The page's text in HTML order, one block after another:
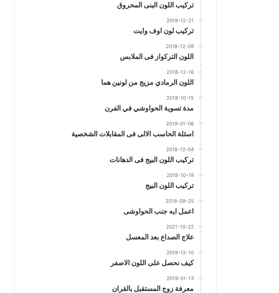
تركيب اللون البنى المحروق
2018-12-21
تركيب لون اوف وايت
2018-12-09
اللون التركواز فى الملابس
2018-12-16
اللون الرمادي مزيج من لونين هما
2018-10-15
مدة تسوية الحواوشي في الفرن
2019-01-06
اسئلة الحاسب الالى فى المقابلات الشخصية
2018-12-04
تركيب اللون البيج فى الدهانات
2018-10-19
تركيب اللون البيج
2018-09-25
اعمل ايه جنب الحواوشى
2021-10-22
علاج الصداع بعد المعسل
2018-12-10
كيف نحصل على اللون الاصفر
2019-01-13
معرفة زوج المستقبل بالقران